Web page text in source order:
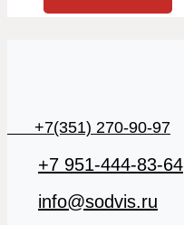
+7(351) 270-90-97
+7 951-444-83-64
info@sodvis.ru